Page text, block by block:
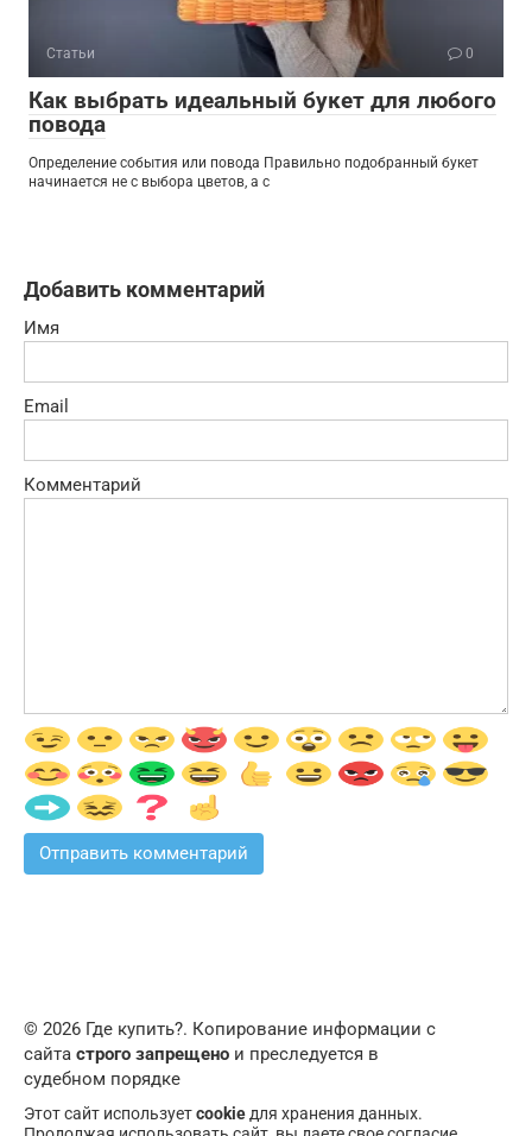
Статьи 0
Как выбрать идеальный букет для любого
повода
Определение события или повода Правильно подобранный букет
начинается не с выбора цветов, а с
Добавить комментарий
Имя
Email
Комментарий
© 2026 Где купить?. Копирование информации с
сайта строго запрещено и преследуется в
судебном порядке
Этот сайт используетcookie для хранения данных.